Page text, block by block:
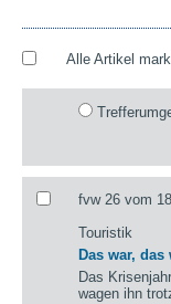
Alle Artikel
fvw 26 vom
Touristik
Das war,
Das
wagen ihn